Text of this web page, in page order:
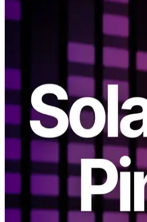
ELSOUL LABO B.V. (Siège:
Fumitake Kawasaki) et Validators
majeure de Solana gRPC Tableau de
Cette mise à jour introduit un
sur le ping, permettant aux
les performances réelles du réseau et
leurs propres environnements.
Suite à l'introduction récente du
ping, cette amélioration rend
Solana encore plus facile et plus